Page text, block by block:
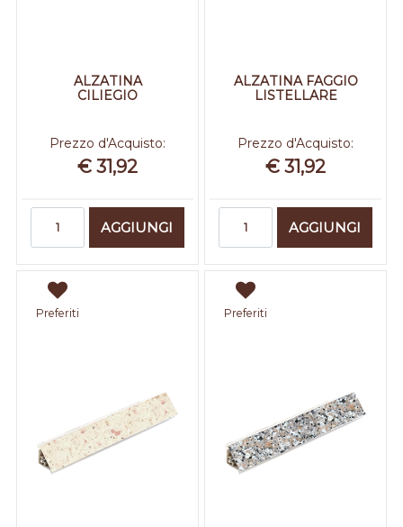
ALZATINA
CILIEGIO
Prezzo d'Acquisto:
€ 31,92
AGGIUNGI
ALZATINA FAGGIO
LISTELLARE
Prezzo d'Acquisto:
€ 31,92
AGGIUNGI
Preferiti Preferiti